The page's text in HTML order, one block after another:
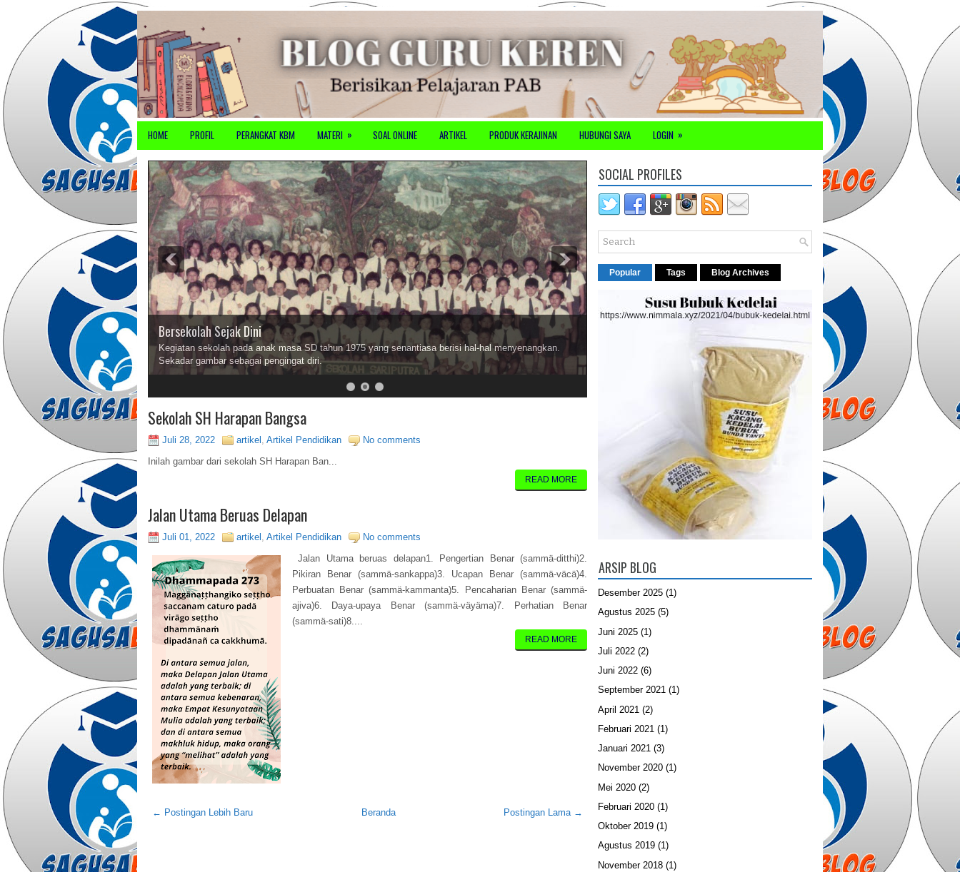
HOME PROFIL PERANGKAT KBM MATERI » SOAL ONLINE ARTIKEL PRODUK KERAJINAN HUBUNGI SAYA LOGIN »
Bersekolah Sejak Dini
Kegiatan sekolah pada anak masa SD tahun 1975 yang senantiasa berisi hal-hal menyenangkan.
Sekadar gambar sebagai pengingat diri.
Sekolah SH Harapan Bangsa
Juli 28, 2022 artikel , Artikel Pendidikan
No comments
Inilah gambar dari sekolah SH Harapan Ban...
READ MORE
Jalan Utama Beruas Delapan
Juli 01, 2022 artikel , Artikel Pendidikan
No comments
Jalan Utama beruas delapan1. Pengertian Benar (sammä-ditthi)2.
Pikiran Benar (sammä-sankappa)3. Ucapan Benar (sammä-väcä)4.
Perbuatan Benar (sammä-kammanta)5. Pencaharian Benar (sammä-
ajiva)6. Daya-upaya Benar (sammä-väyäma)7. Perhatian Benar
(sammä-sati)8....
READ MORE
← Postingan Lebih Baru Postingan Lama →
Beranda
SOCIAL PROFILES
Popular Tags Blog Archives
ARSIP BLOG
Desember 2025 (1)
Agustus 2025 (5)
Juni 2025 (1)
Juli 2022 (2)
Juni 2022 (6)
September 2021 (1)
April 2021 (2)
Februari 2021 (1)
Januari 2021 (3)
November 2020 (1)
Mei 2020 (2)
Februari 2020 (1)
Oktober 2019 (1)
Agustus 2019 (1)
November 2018 (1)